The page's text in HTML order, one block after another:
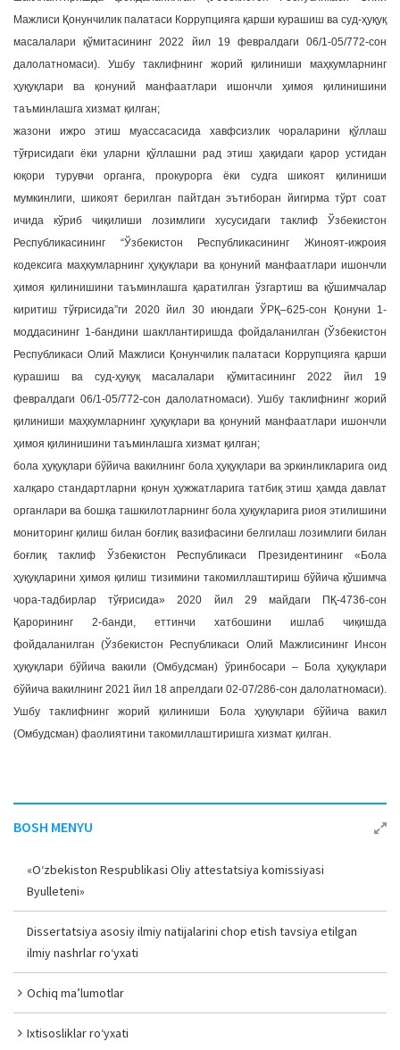
Мажлиси Қонунчилик палатаси Коррупцияга қарши курашиш ва суд-ҳуқуқ
масалалари қўмитасининг 2022 йил 19 февралдаги 06/1-05/772-сон
далолатномаси). Ушбу таклифнинг жорий қилиниши маҳкумларнинг
ҳуқуқлари ва қонуний манфаатлари ишончли ҳимоя қилинишини
таъминлашга хизмат қилган;
жазони ижро этиш муассасасида хавфсизлик чораларини қўллаш
тўғрисидаги ёки уларни қўллашни рад этиш ҳақидаги қарор устидан
юқори турувчи органга, прокурорга ёки судга шикоят қилиниши
мумкинлиги, шикоят берилган пайтдан эътиборан йигирма тўрт соат
ичида кўриб чиқилиши лозимлиги хусусидаги таклиф Ўзбекистон
Республикасининг “Ўзбекистон Республикасининг Жиноят-ижроия
кодексига маҳкумларнинг ҳуқуқлари ва қонуний манфаатлари ишончли
ҳимоя қилинишини таъминлашга қаратилган ўзгартиш ва қўшимчалар
киритиш тўғрисида”ги 2020 йил 30 июндаги ЎРҚ–625-сон Қонуни 1-
моддасининг 1-бандини шакллантиришда фойдаланилган (Ўзбекистон
Республикаси Олий Мажлиси Қонунчилик палатаси Коррупцияга қарши
курашиш ва суд-ҳуқуқ масалалари қўмитасининг 2022 йил 19
февралдаги 06/1-05/772-сон далолатномаси). Ушбу таклифнинг жорий
қилиниши маҳкумларнинг ҳуқуқлари ва қонуний манфаатлари ишончли
ҳимоя қилинишини таъминлашга хизмат қилган;
бола ҳуқуқлари бўйича вакилнинг бола ҳуқуқлари ва эркинликларига оид
халқаро стандартларни қонун ҳужжатларига татбиқ этиш ҳамда давлат
органлари ва бошқа ташкилотларнинг бола ҳуқуқларига риоя этилишини
мониторинг қилиш билан боғлиқ вазифасини белгилаш лозимлиги билан
боғлиқ таклиф Ўзбекистон Республикаси Президентининг «Бола
ҳуқуқларини ҳимоя қилиш тизимини такомиллаштириш бўйича қўшимча
чора-тадбирлар тўғрисида» 2020 йил 29 майдаги ПҚ-4736-сон
Қарорининг 2-банди, еттинчи хатбошини ишлаб чиқишда
фойдаланилган (Ўзбекистон Республикаси Олий Мажлисининг Инсон
ҳуқуқлари бўйича вакили (Омбудсман) ўринбосари – Бола ҳуқуқлари
бўйича вакилнинг 2021 йил 18 апрелдаги 02-07/286-сон далолатномаси).
Ушбу таклифнинг жорий қилиниши Бола ҳуқуқлари бўйича вакил
(Омбудсман) фаолиятини такомиллаштиришга хизмат қилган.
BOSH MENYU
«O‘zbekiston Respublikasi Oliy attestatsiya komissiyasi
Byulleteni»
Dissertatsiya asosiy ilmiy natijalarini chop etish tavsiya etilgan
ilmiy nashrlar ro‘yxati
Ochiq ma’lumotlar
Ixtisosliklar ro‘yxati